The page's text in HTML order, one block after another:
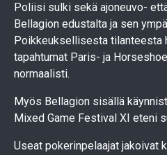
Poliisi sulki sekä ajoneuvo-
Bellagion edustalta ja sen
Poikkeuksellisesta tilanteesta
tapahtumat Paris- ja
normaalisti.
Myös Bellagion sisällä
Mixed Game Festival XI eteni
Useat pokerinpelaajat jakoivat